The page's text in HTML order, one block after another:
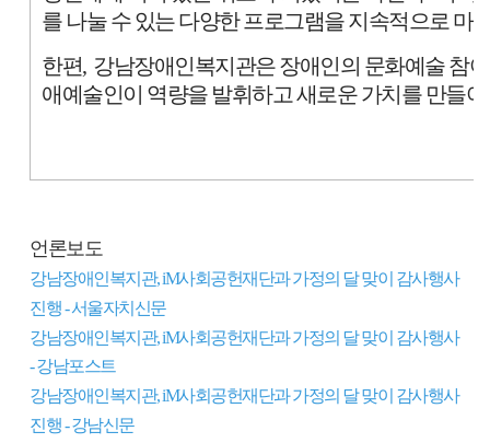
를 나눌 수 있는 다양한 프로그램을 지속적으로 마
한편, 강남장애인복지관은 장애인의 문화예술 참
애예술인이 역량을 발휘하고 새로운 가치를 만들
언론보도
강남장애인복지관, iM사회공헌재단과 가정의 달 맞이 감사행사
진행 - 서울자치신문
강남장애인복지관, iM사회공헌재단과 가정의 달 맞이 감사행사
- 강남포스트
강남장애인복지관, iM사회공헌재단과 가정의 달 맞이 감사행사
진행 - 강남신문